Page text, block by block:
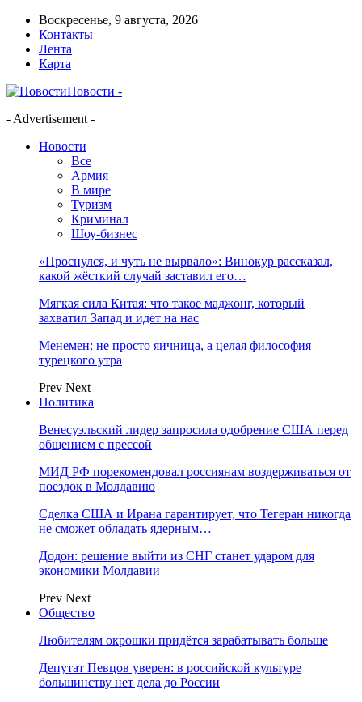
Воскресенье, 9 августа, 2026
Контакты
Лента
Карта
Новости -
- Advertisement -
Новости
Все
Армия
В мире
Туризм
Криминал
Шоу-бизнес
«Проснулся, и чуть не вырвало»: Винокур рассказал,
какой жёсткий случай заставил его…
Мягкая сила Китая: что такое маджонг, который
захватил Запад и идет на нас
Менемен: не просто яичница, а целая философия
турецкого утра
Prev Next
Политика
Венесуэльский лидер запросила одобрение США перед
общением с прессой
МИД РФ порекомендовал россиянам воздерживаться от
поездок в Молдавию
Сделка США и Ирана гарантирует, что Тегеран никогда
не сможет обладать ядерным…
Додон: решение выйти из СНГ станет ударом для
экономики Молдавии
Prev Next
Общество
Любителям окрошки придётся зарабатывать больше
Депутат Певцов уверен: в российской культуре
большинству нет дела до России